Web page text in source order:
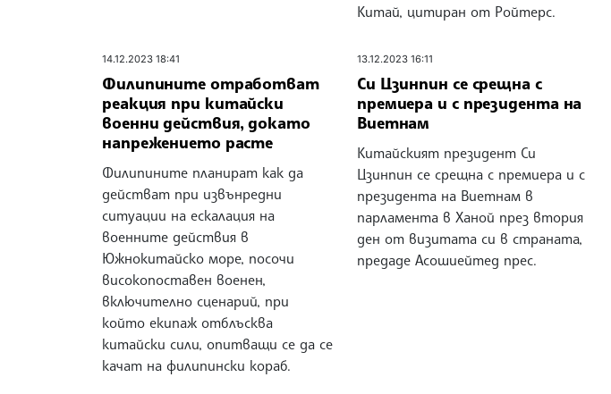
Китай, цитиран от Ройтерс.
14.12.2023 18:41
Филипините отработват
реакция при китайски
военни действия, докато
напрежението расте
Филипините планират как да
действат при извънредни
ситуации на ескалация на
военните действия в
Южнокитайско море, посочи
високопоставен военен,
включително сценарий, при
който екипаж отблъсква
китайски сили, опитващи се да се
качат на филипински кораб.
13.12.2023 16:11
Си Цзинпин се срещна с
премиера и с президента на
Виетнам
Китайският президент Си
Цзинпин се срещна с премиера и с
президента на Виетнам в
парламента в Ханой през втория
ден от визитата си в страната,
предаде Асошиейтед прес.